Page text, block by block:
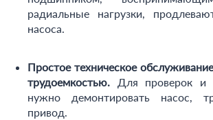
радиальные нагрузки,
насоса.
Простое техническое
трудоемкостью.Для проверок и
нужно демонтировать насос,
привод.